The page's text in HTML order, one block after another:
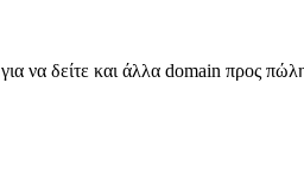
να δείτε και άλλα domain προς